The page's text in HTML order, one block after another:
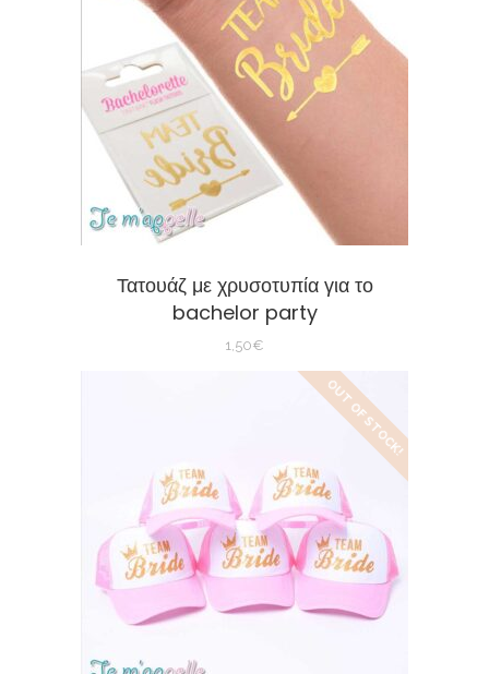
Τατουάζ με χρυσοτυπία για το
bachelor party
1,50€
OUT OF STOCK!